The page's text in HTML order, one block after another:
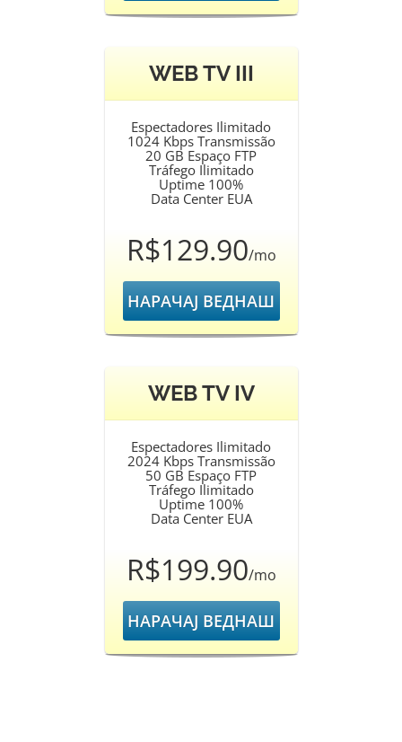
WEB TV III
Espectadores Ilimitado
1024 Kbps Transmissão
20 GB Espaço FTP
Tráfego Ilimitado
Uptime 100%
Data Center EUA
R$129.90/mo
НАРАЧАЈ ВЕДНАШ
WEB TV IV
Espectadores Ilimitado
2024 Kbps Transmissão
50 GB Espaço FTP
Tráfego Ilimitado
Uptime 100%
Data Center EUA
R$199.90/mo
НАРАЧАЈ ВЕДНАШ